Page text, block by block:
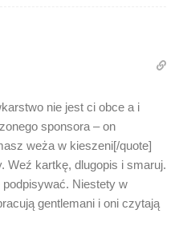
nie jest ci obce a i
sponsora – on
weża w kieszeni[/quote]
Weź kartkę, dlugopis i smaruj.
Niestety w
gentlemani i oni czytają